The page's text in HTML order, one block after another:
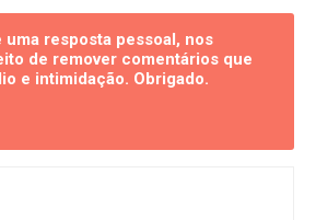
resposta pessoal, nos
de remover comentários que
e intimidação. Obrigado.